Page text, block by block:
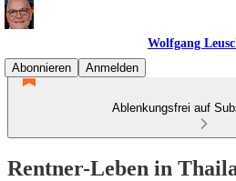
Wolfgang
Abonnieren
Anmelden
Ablenkungsfrei auf
Rentner-Leben in